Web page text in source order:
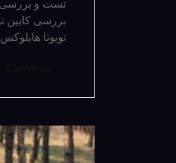
تویوتا هایلوکس 2016 تجربه رانندگی با تویوتا هایلوکس 2016 راند نهایی با…